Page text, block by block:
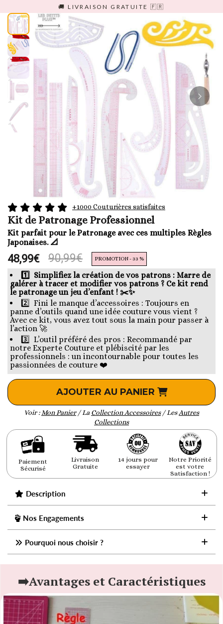
contenu
🚚 LIVRAISON GRATUITE 🇫🇷
+1000 Couturières satisfaites
Kit de Patronage Professionnel
Kit parfait pour le Patronage avec ces multiples Règles
Japonaises. 📐
48,99€ 90,99€ PROMOTION - 33 %
1️⃣ Simplifiez la création de vos patrons : Marre de
galérer à tracer et modifier vos patrons ? Ce kit rend
le patronage un jeu d’enfant ! ✂️✨
2️⃣ Fini le manque d’accessoires : Toujours en
panne d’outils quand une idée couture vous vient ?
Avec ce kit, vous avez tout sous la main pour passer à
l’action 🚀
3️⃣ L’outil préféré des pros : Recommandé par
notre Experte Couture et plébiscité par les
professionnels : un incontournable pour toutes les
passionnées de couture ❤️
AJOUTER AU PANIER
Voir : Mon Panier/ La Collection Accessoires/ LesAutres
Collections
Paiement
Sécurisé
Livraison
Gratuite
14 jours pour
essayer
Notre Priorité
est votre
Satisfaction !
Description
Nos Engagements
Pourquoi nous choisir ?
➡️Avantages et Caractéristiques